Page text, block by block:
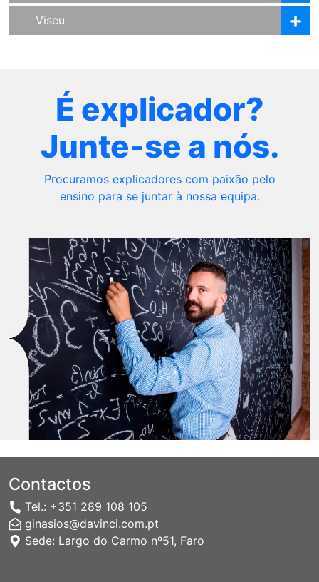
Viseu
É explicador?
Junte-se a nós.
Procuramos explicadores com paixão pelo
ensino para se juntar à nossa equipa.
Contactos
Tel.: +351 289 108 105
ginasios@davinci.com.pt
Sede: Largo do Carmo nº51, Faro